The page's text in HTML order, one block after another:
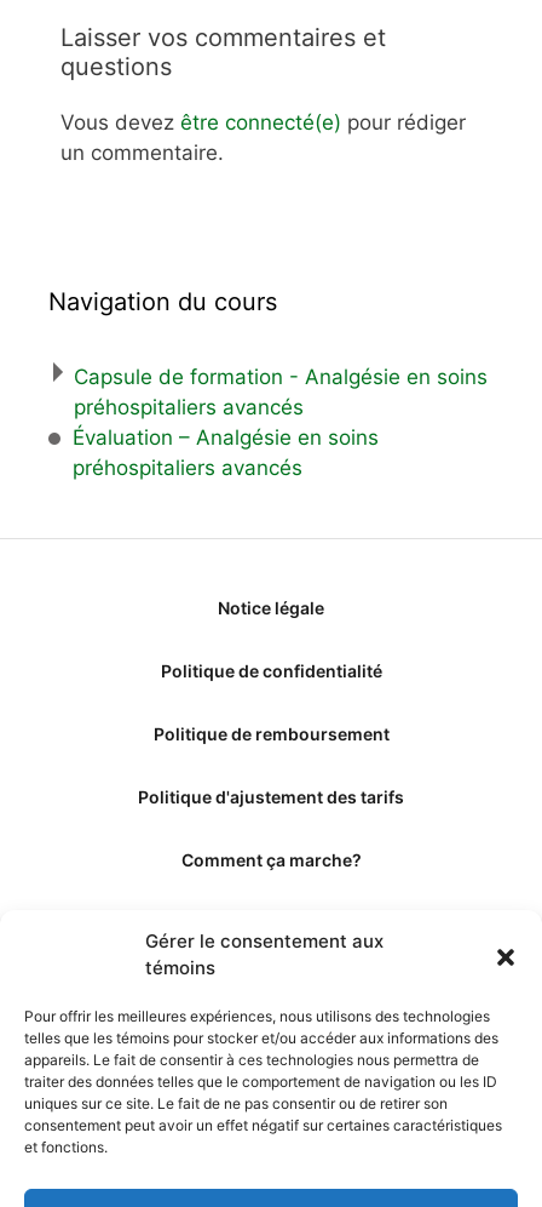
Gérer le consentement aux
témoins
Pour offrir les meilleures expériences, nous utilisons des technologies
telles que les témoins pour stocker et/ou accéder aux informations des
appareils. Le fait de consentir à ces technologies nous permettra de
traiter des données telles que le comportement de navigation ou les ID
uniques sur ce site. Le fait de ne pas consentir ou de retirer son
consentement peut avoir un effet négatif sur certaines caractéristiques
et fonctions.
Laisser vos commentaires et
questions
Vous devez être connecté(e) pour rédiger
un commentaire.
Navigation du cours
Capsule de formation - Analgésie en soins
préhospitaliers avancés
Évaluation – Analgésie en soins
préhospitaliers avancés
Notice légale
Politique de confidentialité
Politique de remboursement
Politique d'ajustement des tarifs
Comment ça marche?
Les éditeurs
Les experts et collaborateurs